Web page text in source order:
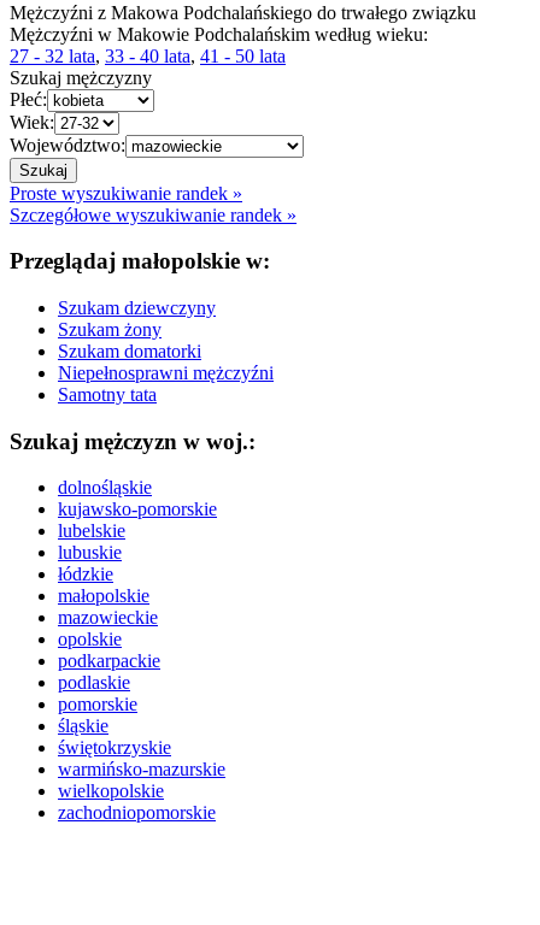
Mężczyźni z Makowa Podchalańskiego do trwałego związku
Mężczyźni w Makowie Podchalańskim według wieku:
27 - 32 lata, 33 - 40 lata, 41 - 50 lata
Szukaj mężczyzny
Płeć:
Wiek:
Województwo:
Proste wyszukiwanie randek »
Szczegółowe wyszukiwanie randek »
Przeglądaj małopolskie w:
Szukam dziewczyny
Szukam żony
Szukam domatorki
Niepełnosprawni mężczyźni
Samotny tata
Szukaj mężczyzn w woj.:
dolnośląskie
kujawsko-pomorskie
lubelskie
lubuskie
łódzkie
małopolskie
mazowieckie
opolskie
podkarpackie
podlaskie
pomorskie
śląskie
świętokrzyskie
warmińsko-mazurskie
wielkopolskie
zachodniopomorskie